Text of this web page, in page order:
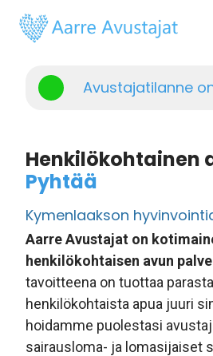
Avustajatilanne
Henkilökohtainen
Pyhtää
Kymenlaakson
Aarre Avustajat on
henkilökohtaisen avun
tavoitteena on tuottaa
henkilökohtaista apua juuri
hoidamme puolestasi
sairausloma- ja lomasijaiset